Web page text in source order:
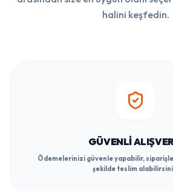
halini keşfedin.
GÜVENLI
Ödemelerinizi güvenle yapabilir,
şekilde teslim